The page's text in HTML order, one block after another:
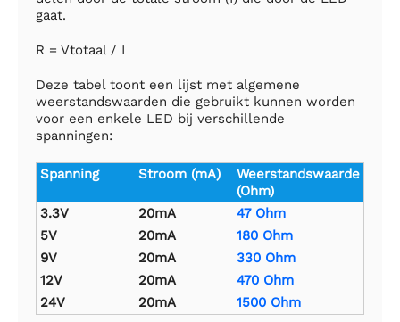
gaat.
R = Vtotaal / I
Deze tabel toont een lijst met algemene
weerstandswaarden die gebruikt kunnen worden
voor een enkele LED bij verschillende
spanningen:
Spanning Stroom (mA)
Weerstandswaarde
(Ohm)
3.3V
20mA
47 Ohm
5V
20mA
180 Ohm
9V
20mA
330 Ohm
12V
20mA
470 Ohm
24V
20mA
1500 Ohm